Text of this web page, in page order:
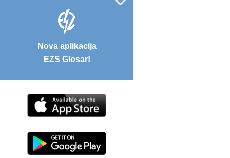
Nova aplikacija
EZS Glosar!